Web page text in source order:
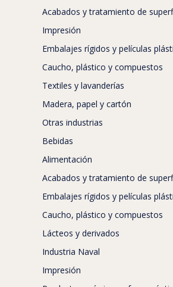
Acabados y tratamiento de
Impresión
Embalajes rígidos y películas
Caucho, plástico y compuestos
Textiles y lavanderías
Madera, papel y cartón
Otras industrias
Bebidas
Alimentación
Acabados y tratamiento de
Embalajes rígidos y películas
Caucho, plástico y compuestos
Lácteos y derivados
Industria Naval
Impresión